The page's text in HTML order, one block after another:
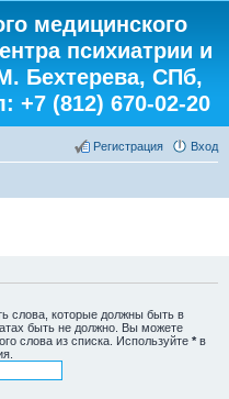
медицинского
психиатрии и
Бехтерева, СПб,
+7 (812) 670-02-20
Вход
Регистрация
слова, которые должны быть в
быть не должно. Вы можете
слова из списка. Используйте * в